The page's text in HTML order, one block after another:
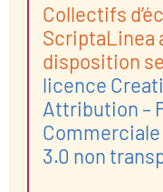
Collectifs
ScriptaLinea
disposition
licence
Attribution –
3.0 non